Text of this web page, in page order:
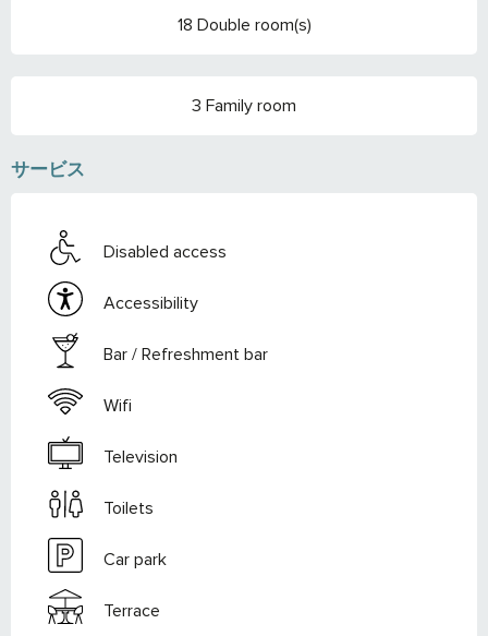
18 Double room(s)
3 Family room
サービス
Disabled access
Accessibility
Bar / Refreshment bar
Wifi
Television
Toilets
Car park
Terrace